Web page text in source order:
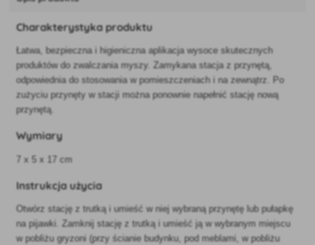
Charakterystyka produktu
Łatwa, bezpieczna i higieniczna aplikacja wysoce skutecznych
produktów do zwalczania myszy. Zamykana stacja z przynętą,
odpowiednia do stosowania w pomieszczeniach i na zewnątrz. Po
zużyciu przynęty w stacji można ponownie napełnić stację nową
przynętą.
Wymiary
7 x 5 x 17 cm
Instrukcja użycia
Otwórz stację z trutką i umieść w niej wybraną przynętę lub pułapkę
na pijawki. Zamknij stację z trutką i umieść ją w wybranym miejscu
w pobliżu gryzoni (przy ścianie budynku, pod meblami, w pobliżu